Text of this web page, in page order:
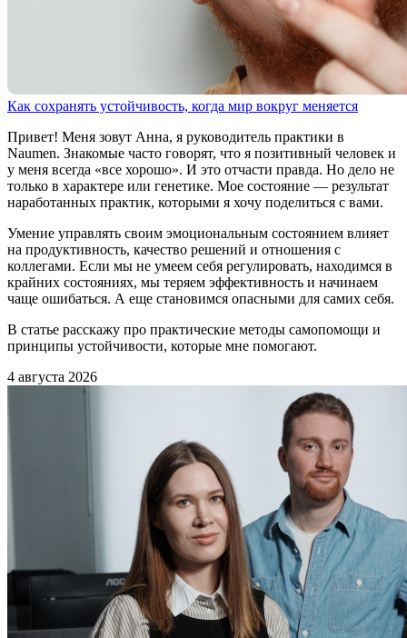
Как сохранять устойчивость, когда мир вокруг меняется
Привет! Меня зовут Анна, я руководитель практики в
Naumen. Знакомые часто говорят, что я позитивный человек и
у меня всегда «все хорошо». И это отчасти правда. Но дело не
только в характере или генетике. Мое состояние — результат
наработанных практик, которыми я хочу поделиться с вами.
Умение управлять своим эмоциональным состоянием влияет
на продуктивность, качество решений и отношения с
коллегами. Если мы не умеем себя регулировать, находимся в
крайних состояниях, мы теряем эффективность и начинаем
чаще ошибаться. А еще становимся опасными для самих себя.
В статье расскажу про практические методы самопомощи и
принципы устойчивости, которые мне помогают.
4 августа 2026